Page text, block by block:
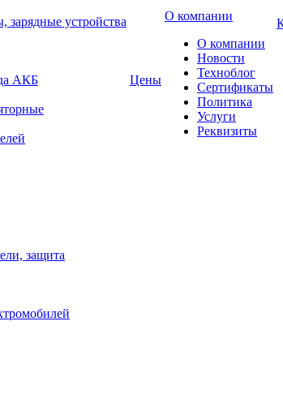
зарядные устройства
АКБ
защита
Цены
О компании
О компании
Новости
Техноблог
Сертификаты
Политика
Услуги
Реквизиты